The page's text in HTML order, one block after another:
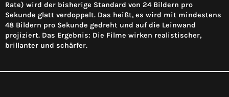
Rate) wird der bisherige Standard von 24 Bildern pro
Sekunde glatt verdoppelt. Das heißt, es wird mit mindestens
48 Bildern pro Sekunde gedreht und auf die Leinwand
projiziert. Das Ergebnis: Die Filme wirken realistischer,
brillanter und schärfer.